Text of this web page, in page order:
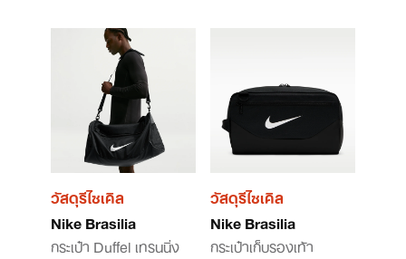
วัสดุรีไซเคิล
Nike Brasilia
กระเป๋า Duffel เทรนนิ่ง
วัสดุรีไซเคิล
Nike Brasilia
กระเป๋าเก็บรองเท้า